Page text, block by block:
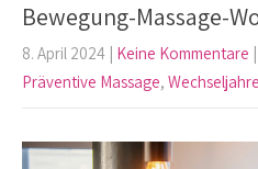
Bewegung-Massage-
8. April 2024 | Keine Kommentare |
Präventive Massage, Wechseljahre